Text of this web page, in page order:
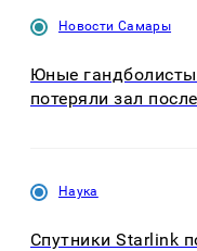
Новости Самары
Юные
потеряли зал
Наука
Спутники Starlink